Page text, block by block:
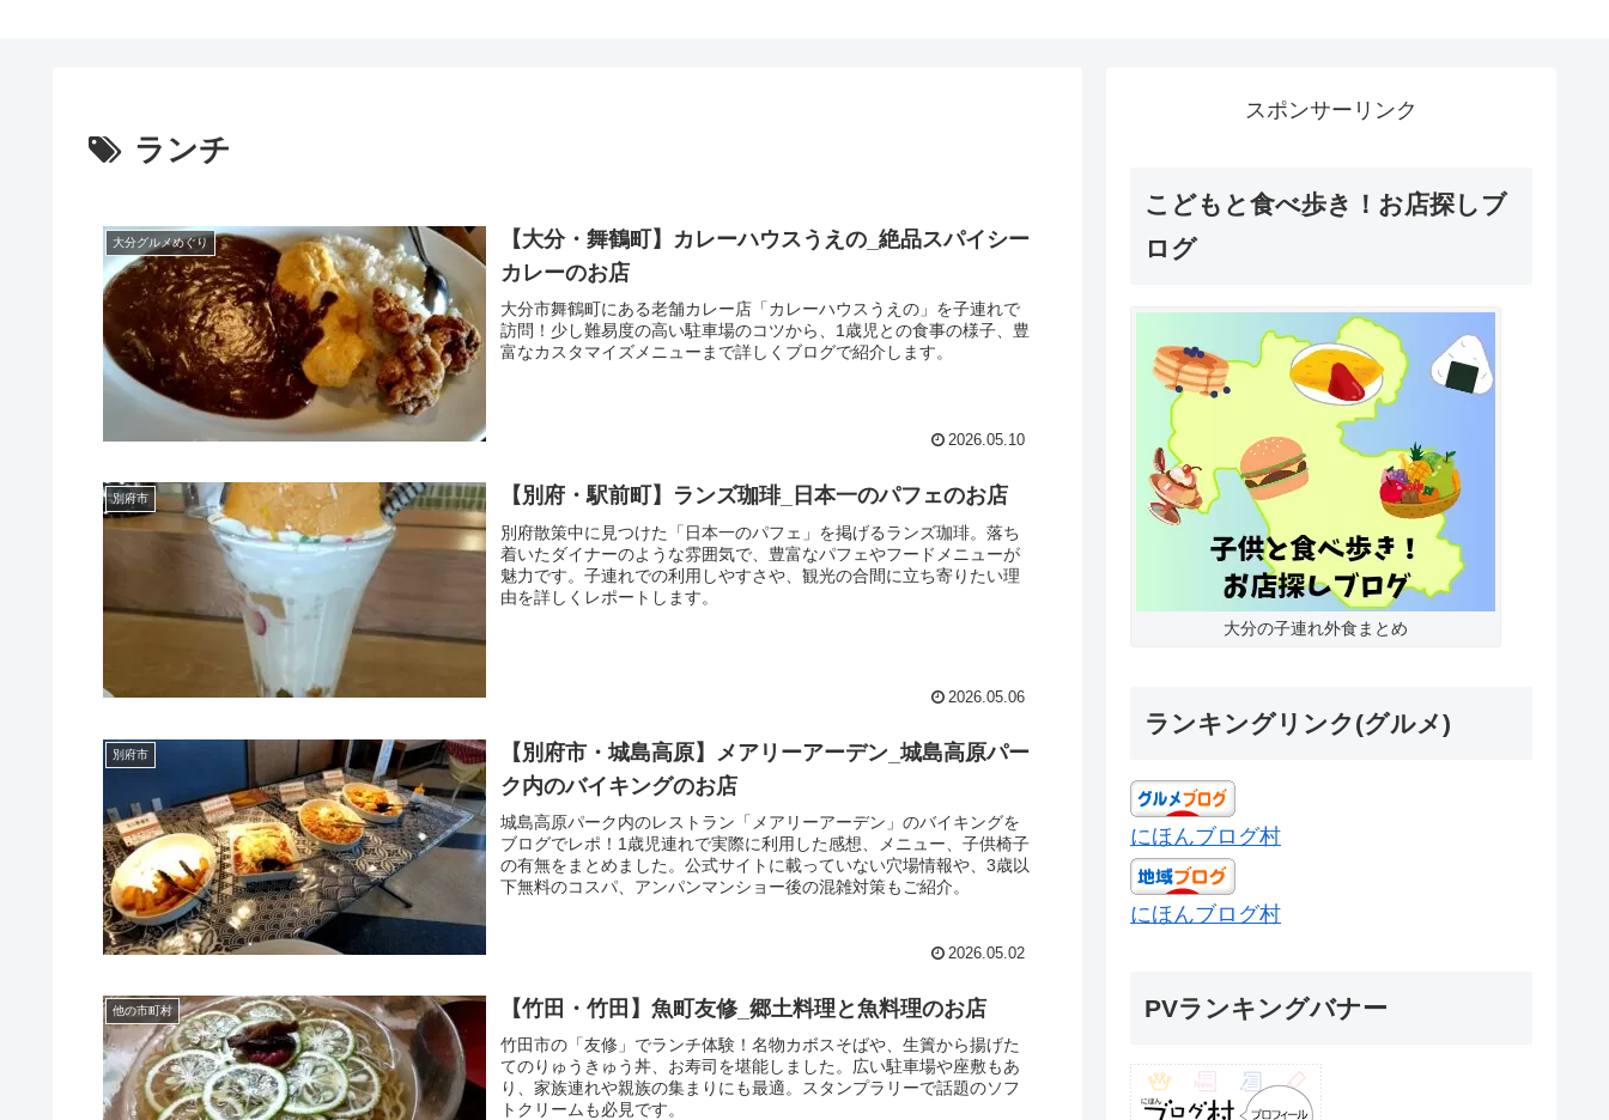
ランチ
大分グルメめぐり
【大分・舞鶴町】カレーハウスうえの_絶品スパイシー
カレーのお店
大分市舞鶴町にある老舗カレー店「カレーハウスうえの」を子連れで
訪問！少し難易度の高い駐車場のコツから、1歳児との食事の様子、豊
富なカスタマイズメニューまで詳しくブログで紹介します。
2026.05.10
別府市 【別府・駅前町】ランズ珈琲_日本一のパフェのお店
別府散策中に見つけた「日本一のパフェ」を掲げるランズ珈琲。落ち
着いたダイナーのような雰囲気で、豊富なパフェやフードメニューが
魅力です。子連れでの利用しやすさや、観光の合間に立ち寄りたい理
由を詳しくレポートします。
2026.05.06
別府市
【別府市・城島高原】メアリーアーデン_城島高原パー
ク内のバイキングのお店
城島高原パーク内のレストラン「メアリーアーデン」のバイキングを
ブログでレポ！1歳児連れで実際に利用した感想、メニュー、子供椅子
の有無をまとめました。公式サイトに載っていない穴場情報や、3歳以
下無料のコスパ、アンパンマンショー後の混雑対策もご紹介。
2026.05.02
他の市町村 【竹田・竹田】魚町友修_郷土料理と魚料理のお店
竹田市の「友修」でランチ体験！名物カボスそばや、生簀から揚げた
てのりゅうきゅう丼、お寿司を堪能しました。広い駐車場や座敷もあ
り、家族連れや親族の集まりにも最適。スタンプラリーで話題のソフ
トクリームも必見です。
スポンサーリンク
こどもと食べ歩き！お店探しブ
ログ
大分の子連れ外食まとめ
ランキングリンク(グルメ)
にほんブログ村
にほんブログ村
PVランキングバナー